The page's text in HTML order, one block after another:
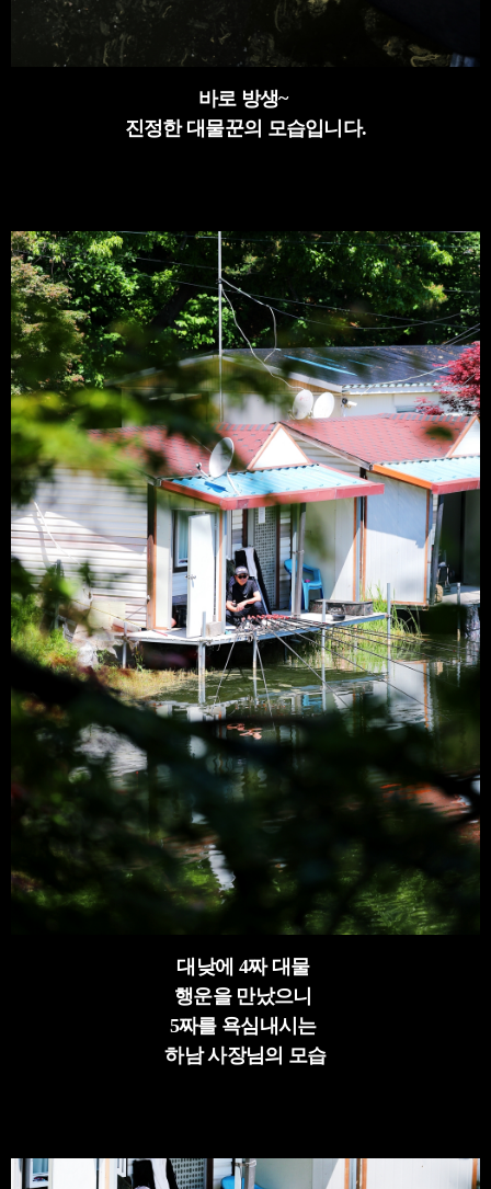
바로 방생~
진정한 대물꾼의 모습입니다.
대낮에 4짜 대물
행운을 만났으니
5짜를 욕심내시는
하남 사장님의 모습